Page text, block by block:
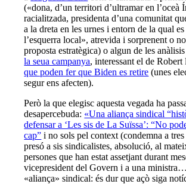
(«dona, d’un territori d’ultramar en l’oceà
racialitzada, presidenta d’una comunitat
a la dreta en les urnes i entorn de la qual
l’esquerra local», atrevida i sorprenent o
proposta estratègica) o algun de les
la seua campanya, interessant el de
que poden fer que Biden es retire (unes
segur ens afecten).
Però la que elegisc aquesta vegada ha
desapercebuda: «Una aliança sindical
defensar a ‘Les sis de La Suïssa’: “No
cap” i no sols pel context (condemna a
presó a sis sindicalistes, absolució, al
persones que han estat assetjant durant
vicepresident del Govern i a una
«aliança» sindical: és dur que açò siga